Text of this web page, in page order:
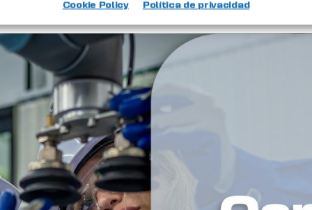
Cookie Policy Política de privacidad